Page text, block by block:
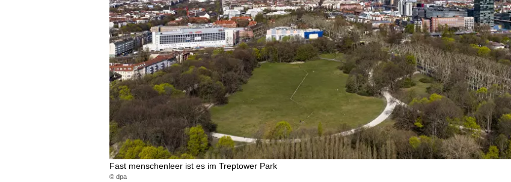
Fast menschenleer ist es im Treptower Park
© dpa